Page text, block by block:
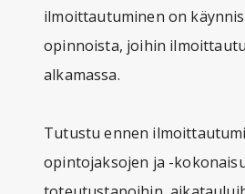
ilmoittautuminen on
opinnoista, joihin
alkamassa.
Tutustu ennen
opintojaksojen ja -